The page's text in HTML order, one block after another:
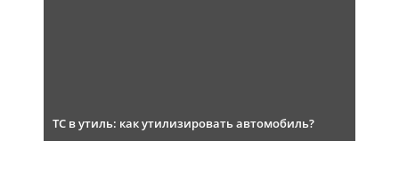
ТС в утиль: как утилизировать автомобиль?